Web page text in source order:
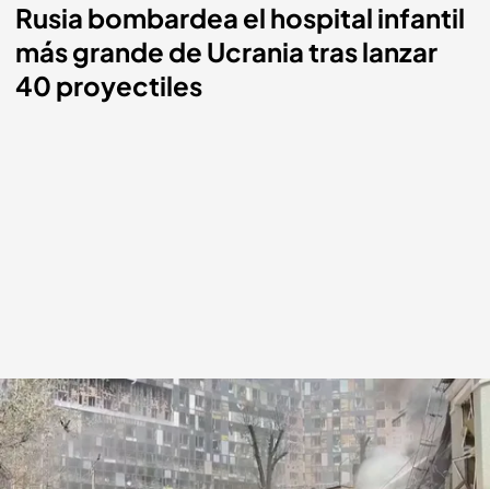
Rusia bombardea el hospital infantil
más grande de Ucrania tras lanzar
40 proyectiles
Rusia ataca un hospital materno infantil tras lanzar 40 proyectiles
Redacción digital Noticias Cuatro Europa Press
08 JUL 2024 - 20:32h.